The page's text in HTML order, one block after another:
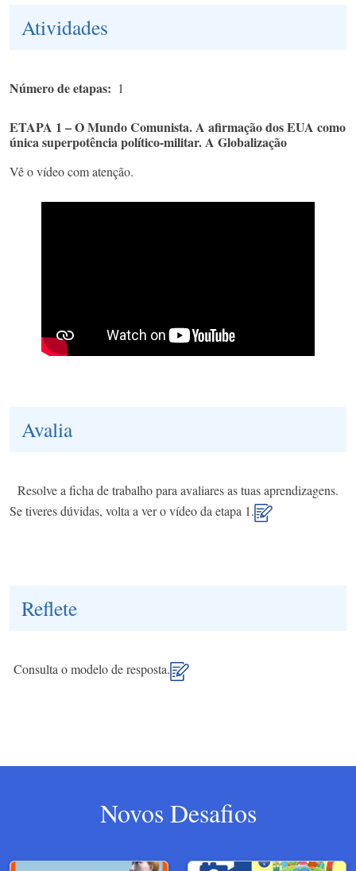
Atividades
Número de etapas 1
ETAPA 1 – O Mundo Comunista. A afirmação dos EUA como
única superpotência político-militar. A Globalização
Vê o vídeo com atenção.
Avalia
Resolve a ficha de trabalho para avaliares as tuas aprendizagens.
Se tiveres dúvidas, volta a ver o vídeo da etapa 1.
Reflete
Consulta o modelo de resposta.
Novos Desafios